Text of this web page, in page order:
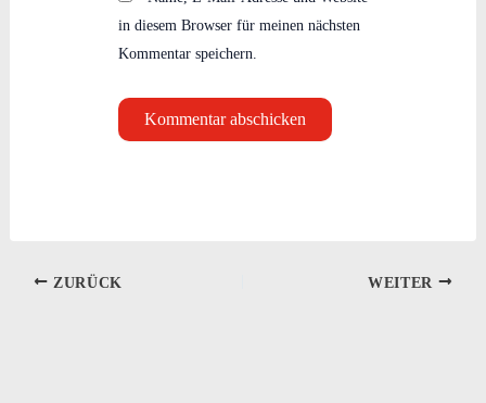
in diesem Browser für meinen nächsten
Kommentar speichern.
ZURÜCK WEITER